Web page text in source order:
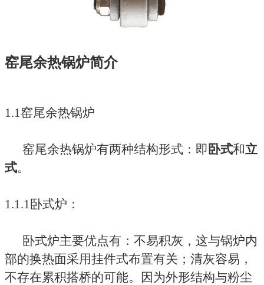
窑尾余热锅炉简介
1.1窑尾余热锅炉
窑尾余热锅炉有两种结构形式：即 卧式和立
式。
1.1.1卧式炉：
卧式炉主要优点有：不易积灰，这与锅炉内
部的换热面采用挂件式布置有关；清灰容易，
不存在累积搭桥的可能。因为外形结构与粉尘